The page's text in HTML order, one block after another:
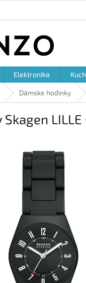
Elektronika
Dámske hodinky